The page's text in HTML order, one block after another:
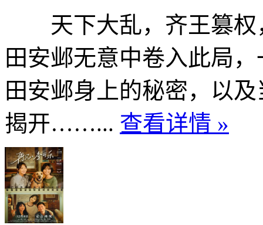
天下大乱，齐王篡权
田安邺无意中卷入此局
田安邺身上的秘密，以
揭开……... 查看详情 »